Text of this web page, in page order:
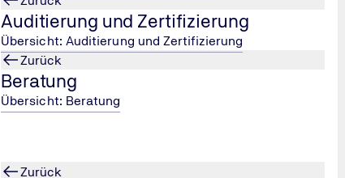
Auditierung und Zertifizierung
Übersicht: Auditierung und Zertifizierung
Zurück
Beratung
Übersicht: Beratung
Zurück